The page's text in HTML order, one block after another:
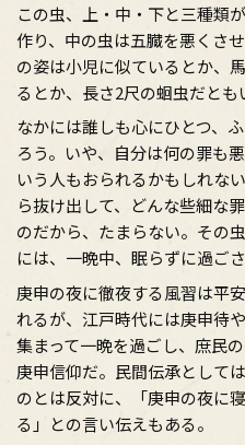
この虫、上・中・下と三種類
作り、中の虫は五臓を悪くさ
の姿は小児に似ているとか、
るとか、長さ2尺の蛔虫だとも
なかには誰しも心にひとつ、
ろう。いや、自分は何の罪も
いう人もおられるかもしれな
ら抜け出して、どんな些細な
のだから、たまらない。その
には、一晩中、眠らずに過ご
庚申の夜に徹夜する風習は平
れるが、江戸時代には庚申待
集まって一晩を過ごし、庶民
庚申信仰だ。民間伝承として
のとは反対に、「庚申の夜に
る」との言い伝えもある。